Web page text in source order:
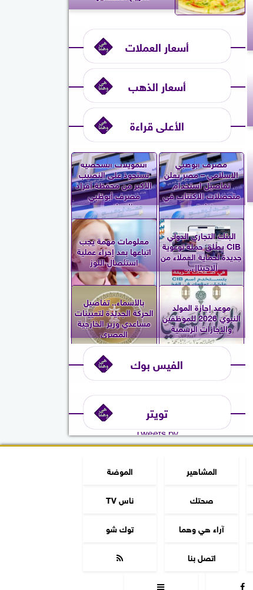
أسعار العملات
أسعار الذهب
الأعلى قراءة
مصرف أبوظبي
الإسلامي – مصر يعلن
تفاصيل استخدام
متحصلات الاكتتاب في
زيادة...
التمويلات الشخصية
تستحوذ على النصيب
الأكبر من محفظة أفراد
مصرف أبوظبي
الإسلامي...
البنك التجاري الدولي
CIB يطلق حملة توعوية
جديدة لحماية العملاء من
الاحتيال...
معلومات مهمة يجب
اتباعها بعد إجراء عملية
استئصال اللوز
موعد إجازة المولد
النبوي 2026 للموظفين
والإجازات الرسمية
بالأسماء.. تفاصيل
الحركة الجديدة لتعيينات
مساعدي وزير الخارجية
المصري
الفيس بوك
تويتر
Tweets by
المشاهير
الموضة
صحتك
ناس TV
آراء هي وهما
توك شو
اتصل بنا


